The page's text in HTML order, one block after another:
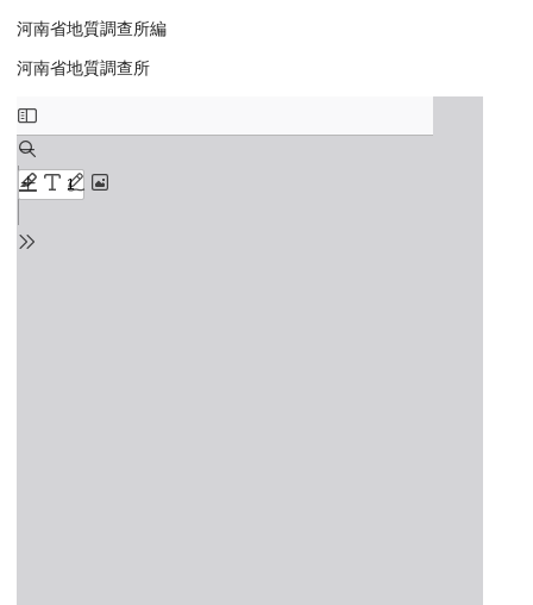
河南省地質調查所編
河南省地質調查所